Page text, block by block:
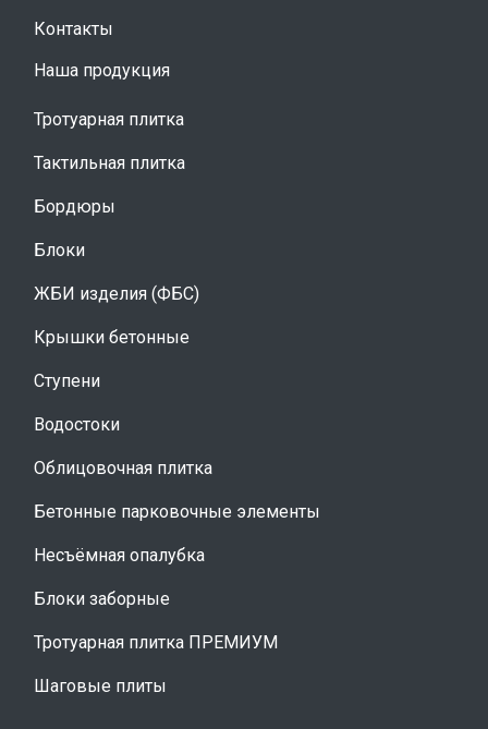
Контакты
Наша продукция
Тротуарная плитка
Тактильная плитка
Бордюры
Блоки
ЖБИ изделия (ФБС)
Крышки бетонные
Ступени
Водостоки
Облицовочная плитка
Бетонные парковочные элементы
Несъёмная опалубка
Блоки заборные
Тротуарная плитка ПРЕМИУМ
Шаговые плиты